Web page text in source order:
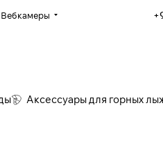
Вебкамеры
Аксессуары для горных